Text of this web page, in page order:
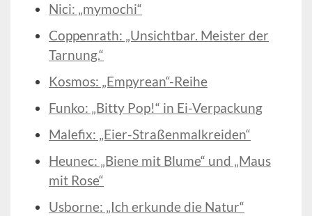
Nici: „mymochi“
Coppenrath: „Unsichtbar. Meister der
Tarnung.“
Kosmos: „Empyrean“-Reihe
Funko: „Bitty Pop!“ in Ei-Verpackung
Malefix: „Eier-Straßenmalkreiden“
Heunec: „Biene mit Blume“ und „Maus
mit Rose“
Usborne: „Ich erkunde die Natur“